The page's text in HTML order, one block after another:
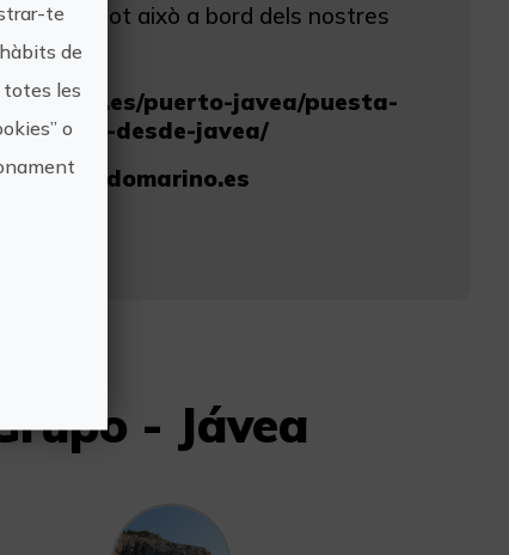
natural...tot això a bord dels nostres
puerto-javea/puesta-
desde-javea/
- Jávea
te
de
les
o